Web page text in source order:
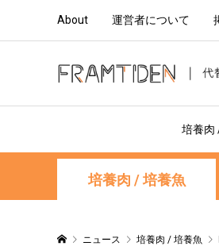
About 運営者について
培養肉
培養肉 / 培養魚
ニュース 培養肉 / 培養魚